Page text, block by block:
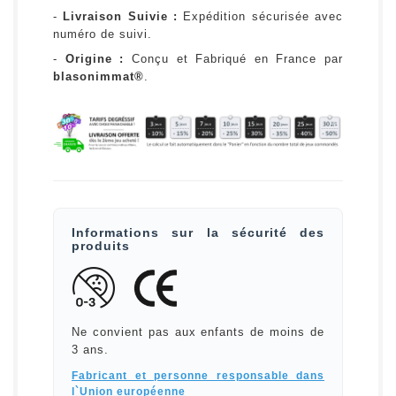
- Livraison Suivie :
Expédition sécurisée avec
numéro de suivi.
- Origine :
Conçu et Fabriqué en France par
blasonimmat®.
Informations sur la sécurité des
produits
Ne convient pas aux enfants de moins de
3 ans.
Fabricant et personne responsable dans
l`Union européenne